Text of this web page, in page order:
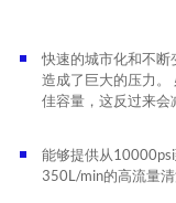
快速的城市化和不断
造成了巨大的压力。
佳容量，这反过来
能够提供从
350L/min的高流量